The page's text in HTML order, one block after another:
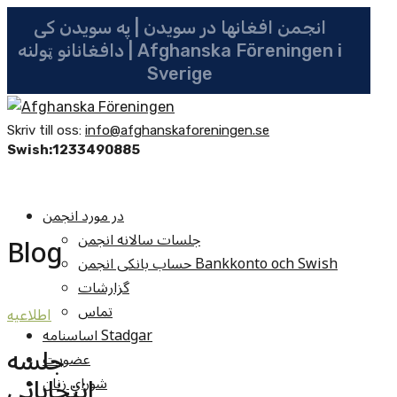
انجمن افغانها در سویدن | په سویدن کی
دافغانانو ټولنه | Afghanska Föreningen i
Sverige
Skriv till oss: info@afghanskaforeningen.se
Swish:1233490885
در مورد انجمن
جلسات سالانه انجمن
حساب بانکی انجمن Bankkonto och Swish
گزارشات
تماس
اساسنامه Stadgar
عضویت
شوراي زنان
Blog
اطلاعيه
جلسه